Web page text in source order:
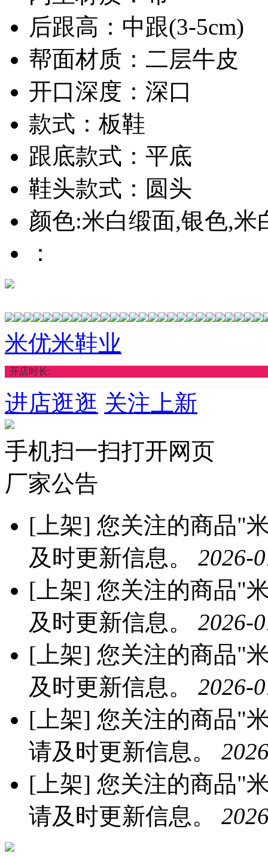
后跟高：中跟(3-5cm)
帮面材质：二层牛皮
开口深度：深口
款式：板鞋
跟底款式：平底
鞋头款式：圆头
颜色:米白缎面,银色,米
：
米优米鞋业
开店时长:
进店逛逛 关注上新
手机扫一扫打开网页
厂家公告
[上架] 您关注的商品"
及时更新信息。 2026-
[上架] 您关注的商品"
及时更新信息。 2026-
[上架] 您关注的商品"
及时更新信息。 2026-
[上架] 您关注的商品"
请及时更新信息。
[上架] 您关注的商品"
请及时更新信息。